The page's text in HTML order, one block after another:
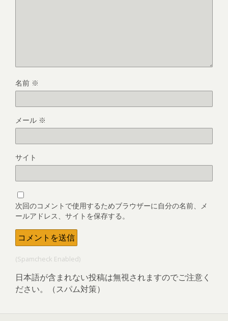
名前 ※
メール ※
サイト
次回のコメントで使用するためブラウザーに自分の名前、メ
ールアドレス、サイトを保存する。
(Spamcheck Enabled)
日本語が含まれない投稿は無視されますのでご注意く
ださい。（スパム対策）